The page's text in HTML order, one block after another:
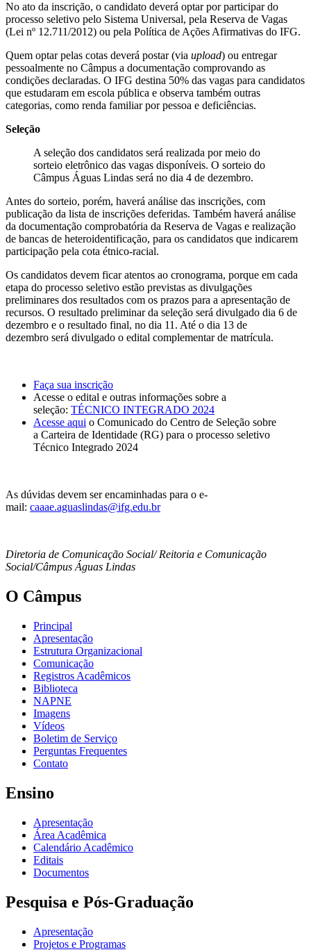
No ato da inscrição, o candidato deverá optar por participar do
processo seletivo pelo Sistema Universal, pela Reserva de Vagas
(Lei nº 12.711/2012) ou pela Política de Ações Afirmativas do IFG.
Quem optar pelas cotas deverá postar (via upload) ou entregar
pessoalmente no Câmpus a documentação comprovando as
condições declaradas. O IFG destina 50% das vagas para candidatos
que estudaram em escola pública e observa também outras
categorias, como renda familiar por pessoa e deficiências.
Seleção
A seleção dos candidatos será realizada por meio do
sorteio eletrônico das vagas disponíveis. O sorteio do
Câmpus Águas Lindas será no dia 4 de dezembro.
Antes do sorteio, porém, haverá análise das inscrições, com
publicação da lista de inscrições deferidas. Também haverá análise
da documentação comprobatória da Reserva de Vagas e realização
de bancas de heteroidentificação, para os candidatos que indicarem
participação pela cota étnico-racial.
Os candidatos devem ficar atentos ao cronograma, porque em cada
etapa do processo seletivo estão previstas as divulgações
preliminares dos resultados com os prazos para a apresentação de
recursos. O resultado preliminar da seleção será divulgado dia 6 de
dezembro e o resultado final, no dia 11. Até o dia 13 de
dezembro será divulgado o edital complementar de matrícula.
Faça sua inscrição
Acesse o edital e outras informações sobre a
seleção: TÉCNICO INTEGRADO 2024
Acesse aqui o Comunicado do Centro de Seleção sobre
a Carteira de Identidade (RG) para o processo seletivo
Técnico Integrado 2024
As dúvidas devem ser encaminhadas para o e-
mail: caaae.aguaslindas@ifg.edu.br
Diretoria de Comunicação Social/ Reitoria e Comunicação
Social/Câmpus Águas Lindas
O Câmpus
Principal
Apresentação
Estrutura Organizacional
Comunicação
Registros Acadêmicos
Biblioteca
NAPNE
Imagens
Vídeos
Boletim de Serviço
Perguntas Frequentes
Contato
Ensino
Apresentação
Área Acadêmica
Calendário Acadêmico
Editais
Documentos
Pesquisa e Pós-Graduação
Apresentação
Projetos e Programas